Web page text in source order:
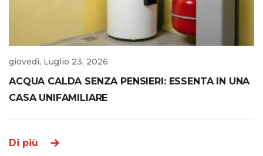
giovedì, Luglio 23, 2026
ACQUA CALDA SENZA PENSIERI: ESSENTA IN UNA
CASA UNIFAMILIARE
Di più